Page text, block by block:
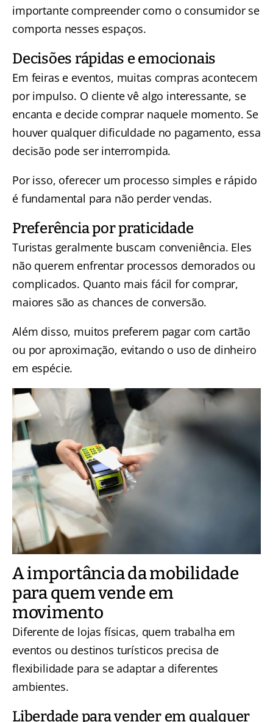
importante compreender como o consumidor se
comporta nesses espaços.
Decisões rápidas e emocionais
Em feiras e eventos, muitas compras acontecem
por impulso. O cliente vê algo interessante, se
encanta e decide comprar naquele momento. Se
houver qualquer dificuldade no pagamento, essa
decisão pode ser interrompida.
Por isso, oferecer um processo simples e rápido
é fundamental para não perder vendas.
Preferência por praticidade
Turistas geralmente buscam conveniência. Eles
não querem enfrentar processos demorados ou
complicados. Quanto mais fácil for comprar,
maiores são as chances de conversão.
Além disso, muitos preferem pagar com cartão
ou por aproximação, evitando o uso de dinheiro
em espécie.
A importância da mobilidade
para quem vende em
movimento
Diferente de lojas físicas, quem trabalha em
eventos ou destinos turísticos precisa de
flexibilidade para se adaptar a diferentes
ambientes.
Liberdade para vender em qualquer